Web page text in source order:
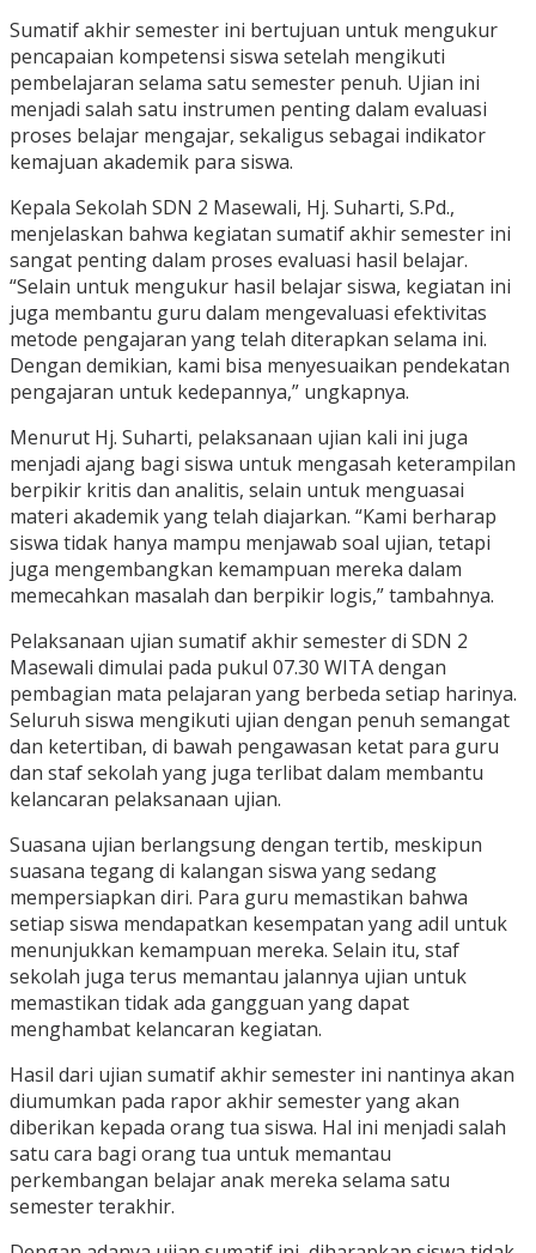
Sumatif akhir semester ini bertujuan untuk mengukur
pencapaian kompetensi siswa setelah mengikuti
pembelajaran selama satu semester penuh. Ujian ini
menjadi salah satu instrumen penting dalam evaluasi
proses belajar mengajar, sekaligus sebagai indikator
kemajuan akademik para siswa.
Kepala Sekolah SDN 2 Masewali, Hj. Suharti, S.Pd.,
menjelaskan bahwa kegiatan sumatif akhir semester ini
sangat penting dalam proses evaluasi hasil belajar.
“Selain untuk mengukur hasil belajar siswa, kegiatan ini
juga membantu guru dalam mengevaluasi efektivitas
metode pengajaran yang telah diterapkan selama ini.
Dengan demikian, kami bisa menyesuaikan pendekatan
pengajaran untuk kedepannya,” ungkapnya.
Menurut Hj. Suharti, pelaksanaan ujian kali ini juga
menjadi ajang bagi siswa untuk mengasah keterampilan
berpikir kritis dan analitis, selain untuk menguasai
materi akademik yang telah diajarkan. “Kami berharap
siswa tidak hanya mampu menjawab soal ujian, tetapi
juga mengembangkan kemampuan mereka dalam
memecahkan masalah dan berpikir logis,” tambahnya.
Pelaksanaan ujian sumatif akhir semester di SDN 2
Masewali dimulai pada pukul 07.30 WITA dengan
pembagian mata pelajaran yang berbeda setiap harinya.
Seluruh siswa mengikuti ujian dengan penuh semangat
dan ketertiban, di bawah pengawasan ketat para guru
dan staf sekolah yang juga terlibat dalam membantu
kelancaran pelaksanaan ujian.
Suasana ujian berlangsung dengan tertib, meskipun
suasana tegang di kalangan siswa yang sedang
mempersiapkan diri. Para guru memastikan bahwa
setiap siswa mendapatkan kesempatan yang adil untuk
menunjukkan kemampuan mereka. Selain itu, staf
sekolah juga terus memantau jalannya ujian untuk
memastikan tidak ada gangguan yang dapat
menghambat kelancaran kegiatan.
Hasil dari ujian sumatif akhir semester ini nantinya akan
diumumkan pada rapor akhir semester yang akan
diberikan kepada orang tua siswa. Hal ini menjadi salah
satu cara bagi orang tua untuk memantau
perkembangan belajar anak mereka selama satu
semester terakhir.